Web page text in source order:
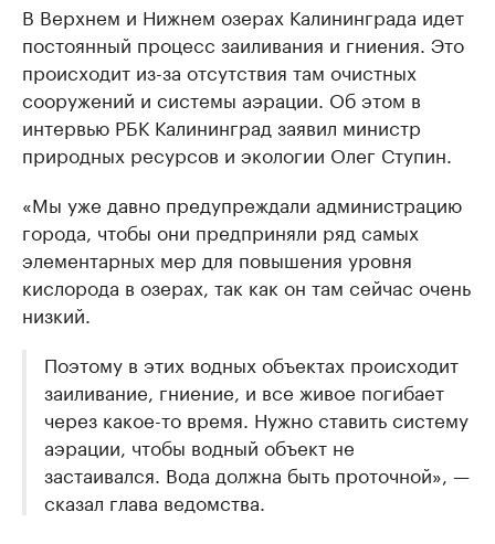
В Верхнем и Нижнем озерах Калининграда идет
постоянный процесс заиливания и гниения. Это
происходит из-за отсутствия там очистных
сооружений и системы аэрации. Об этом в
интервью РБК Калининград заявил министр
природных ресурсов и экологии Олег Ступин.
«Мы уже давно предупреждали администрацию
города, чтобы они предприняли ряд самых
элементарных мер для повышения уровня
кислорода в озерах, так как он там сейчас очень
низкий.
Поэтому в этих водных объектах происходит
заиливание, гниение, и все живое погибает
через какое-то время. Нужно ставить систему
аэрации, чтобы водный объект не
застаивался. Вода должна быть проточной», —
сказал глава ведомства.